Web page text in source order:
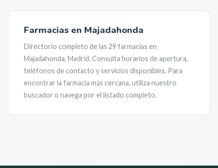
Farmacias en Majadahonda
Directorio completo de las 29 farmacias en
Majadahonda, Madrid. Consulta horarios de apertura,
teléfonos de contacto y servicios disponibles. Para
encontrar la farmacia más cercana, utiliza nuestro
buscador o navega por el listado completo.